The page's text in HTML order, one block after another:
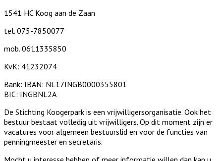
1541 HC Koog aan de Zaan
tel. 075-7850077
mob. 0611335850
KvK: 41232074
Bank: IBAN: NL17INGB0000355801
BIC: INGBNL2A
De Stichting Koogerpark is een vrijwilligersorganisatie. Ook het
bestuur bestaat volledig uit vrijwilligers. Op dit moment zijn er
vacatures voor algemeen bestuurslid en voor de functies van
penningmeester en secretaris.